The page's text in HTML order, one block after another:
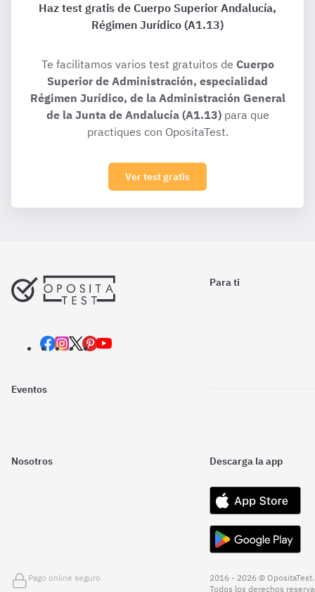
Haz test gratis de Cuerpo Superior Andalucía,
Régimen Jurídico (A1.13)
Te facilitamos varios test gratuitos de Cuerpo
Superior de Administración, especialidad
Régimen Jurídico, de la Administración General
de la Junta de Andalucía (A1.13)para que
practiques con OpositaTest.
Ver test gratis
Para ti
Eventos
Nosotros Descarga la app
Pago online seguro
2016 - 2026 © OpositaTest.
Todos los derechos